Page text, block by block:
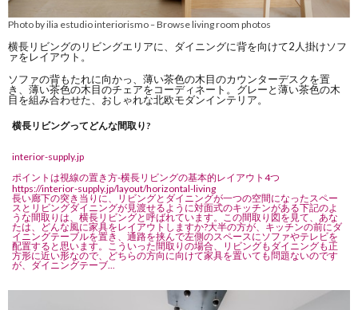
Photo by ilia estudio interiorismo–Browse living room photos
横長リビングのリビングエリアに、ダイニングに背を向けて2人掛けソフ
ァをレイアウト。
ソファの背もたれに向かっ、薄い茶色の木目のカウンターデスクを置
き、薄い茶色の木目のチェアをコーディネート。グレーと薄い茶色の木
目を組み合わせた、おしゃれな北欧モダンインテリア。
横長リビングってどんな間取り?
interior-supply.jp
ポイントは視線の置き方-横長リビングの基本的レイアウト4つ
https://interior-supply.jp/layout/horizontal-living
長い廊下の突き当りに、リビングとダイニングが一つの空間になったスペー
スとリビングダイニングが見渡せるように対面式のキッチンがある下記のよ
うな間取りは、横長リビングと呼ばれています。この間取り図を見て、あな
たは、どんな風に家具をレイアウトしますか?大半の方が、キッチンの前にダ
イニングテーブルを置き、通路を挟んで左側のスペースにソファやテレビを
配置すると思います。こういった間取りの場合、リビングもダイニングも正
方形に近い形なので、どちらの方向に向けて家具を置いても問題ないのです
が、ダイニングテーブ...